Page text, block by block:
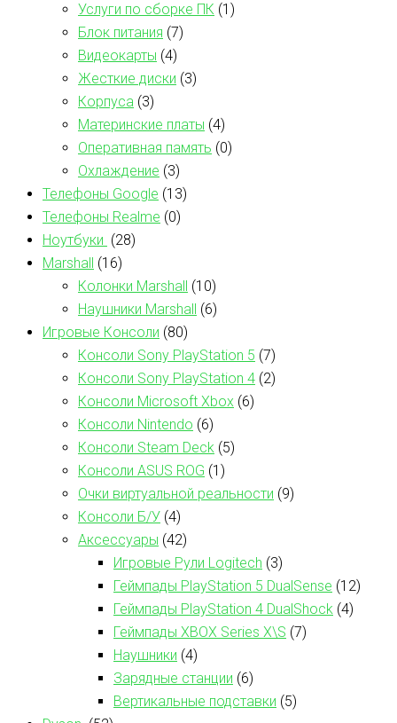
Услуги по сборке ПК (1)
Блок питания (7)
Видеокарты (4)
Жесткие диски (3)
Корпуса (3)
Материнские платы (4)
Оперативная память (0)
Охлаждение (3)
Телефоны Google (13)
Телефоны Realme (0)
Ноутбуки (28)
Marshall (16)
Колонки Marshall (10)
Наушники Marshall (6)
Игровые Консоли (80)
Консоли Sony PlayStation 5 (7)
Консоли Sony PlayStation 4 (2)
Консоли Microsoft Xbox (6)
Консоли Nintendo (6)
Консоли Steam Deck (5)
Консоли ASUS ROG (1)
Очки виртуальной реальности (9)
Консоли Б/У (4)
Аксессуары (42)
Игровые Рули Logitech (3)
Геймпады PlayStation 5 DualSense (12)
Геймпады PlayStation 4 DualShock (4)
Геймпады XBOX Series X\S (7)
Наушники (4)
Зарядные станции (6)
Вертикальные подставки (5)